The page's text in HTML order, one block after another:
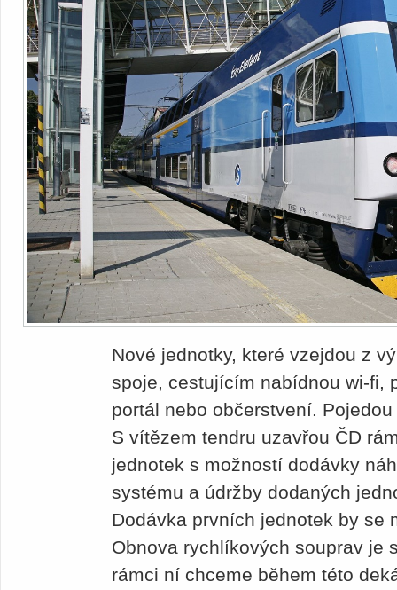
Nové jednotky, které vzejdou z
spoje, cestujícím nabídnou wi-fi,
portál nebo občerstvení.
S vítězem tendru uzavřou ČD
jednotek s možností dodávky
systému a údržby dodaných
Dodávka prvních jednotek by se
Obnova rychlíkových souprav je
rámci ní chceme během této